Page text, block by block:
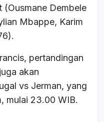
(Ousmane Dembele
Mbappe, Karim
pertandingan
akan
vs Jerman, yang
mulai 23.00 WIB.